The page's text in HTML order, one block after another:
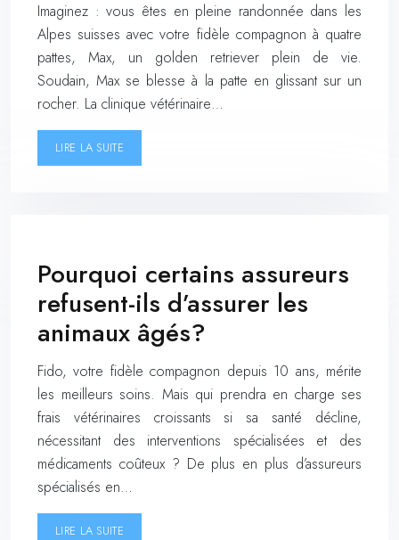
Imaginez : vous êtes en pleine randonnée dans les
Alpes suisses avec votre fidèle compagnon à quatre
pattes, Max, un golden retriever plein de vie.
Soudain, Max se blesse à la patte en glissant sur un
rocher. La clinique vétérinaire…
LIRE LA SUITE
Pourquoi certains assureurs
refusent-ils d’assurer les
animaux âgés?
Fido, votre fidèle compagnon depuis 10 ans, mérite
les meilleurs soins. Mais qui prendra en charge ses
frais vétérinaires croissants si sa santé décline,
nécessitant des interventions spécialisées et des
médicaments coûteux ? De plus en plus d’assureurs
spécialisés en…
LIRE LA SUITE